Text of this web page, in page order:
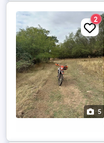
5
2